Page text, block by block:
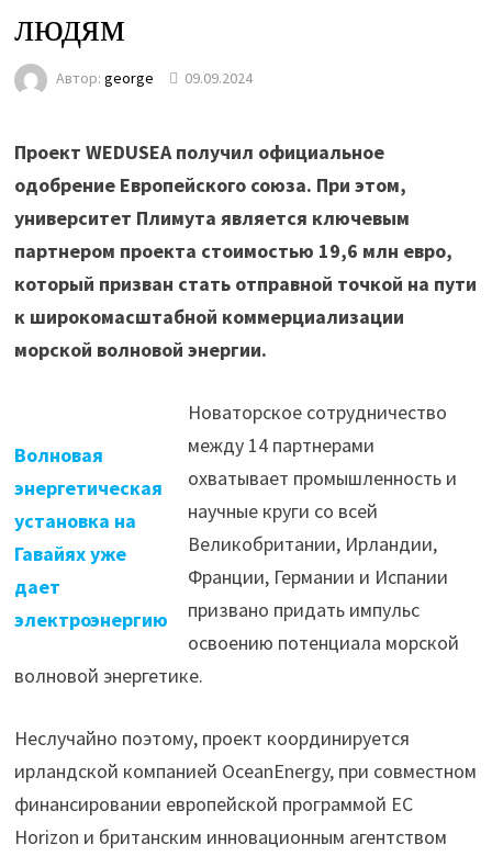
людям
Автор: george 09.09.2024
Проект WEDUSEA получил официальное
одобрение Европейского союза. При этом,
университет Плимута является ключевым
партнером проекта стоимостью 19,6 млн евро,
который призван стать отправной точкой на пути
к широкомасштабной коммерциализации
морской волновой энергии.
Волновая
энергетическая
установка на
Гавайях уже
дает
электроэнергию
Новаторское сотрудничество
между 14 партнерами
охватывает промышленность и
научные круги со всей
Великобритании, Ирландии,
Франции, Германии и Испании
призвано придать импульс
освоению потенциала морской
волновой энергетике.
Неслучайно поэтому, проект координируется
ирландской компанией OceanEnergy, при совместном
финансировании европейской программой ЕС
Horizon и британским инновационным агентством